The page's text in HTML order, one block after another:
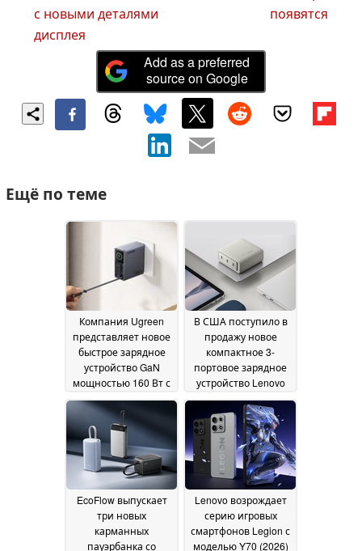
с новыми деталями
дисплея
появятся
Add as a preferred
source on Google
Ещё по теме
Компания Ugreen
представляет новое
быстрое зарядное
устройство GaN
мощностью 160 Вт с
поддержкой Wi-Fi,
встроенным кабелем
и дисплеем30 July 2026
В США поступило в
продажу новое
компактное 3-
портовое зарядное
устройство Lenovo
на основе GaN с
поддержкой быстрой
зарядки мощностью
100 Вт
13 July 2026
EcoFlow выпускает
три новых
карманных
пауэрбанка со
Lenovo возрождает
серию игровых
смартфонов Legion с
моделью Y70 (2026)